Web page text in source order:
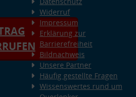
Widerruf
Impressum
Erklärung zur
Barrierefreiheit
Bildnachweis
Unsere Partner
Häufig gestellte Fragen
Wissenswertes rund um